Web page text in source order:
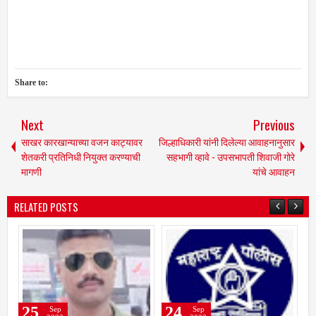
Share to:
Next
साखर कारखान्याच्या वजन काट्यावर
शेतकरी प्रतिनिधी नियुक्त करण्याची
मागणी
Previous
जिल्हाधिकारी यांनी दिलेल्या आवाहनानुसार
सहभागी व्हावे - उपसभापती शिवाजी गोरे
यांचे आवाहन
RELATED POSTS
Sep
Sep